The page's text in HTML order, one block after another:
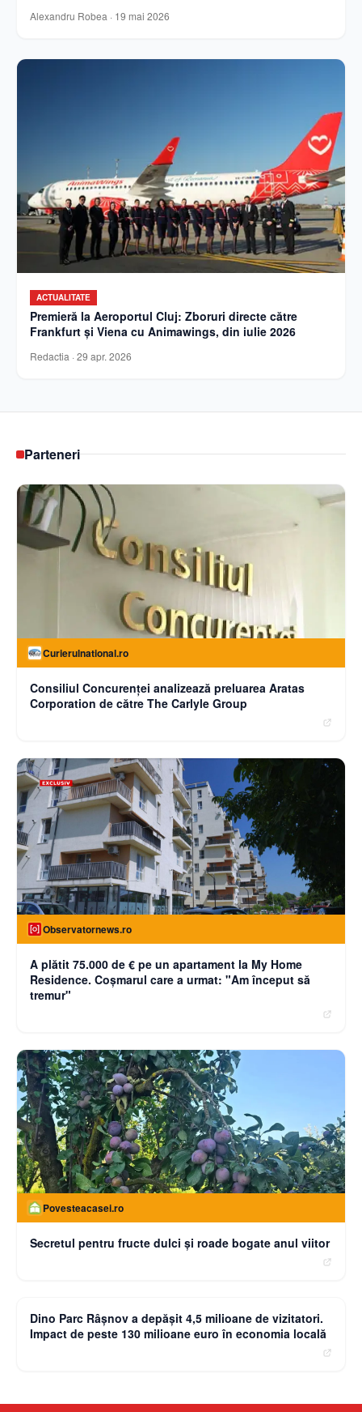
Alexandru Robea · 19 mai 2026
ACTUALITATE
Premieră la Aeroportul Cluj: Zboruri directe către
Frankfurt și Viena cu Animawings, din iulie 2026
Redactia · 29 apr. 2026
Parteneri
Curierulnational.ro
Consiliul Concurenței analizează preluarea Aratas
Corporation de către The Carlyle Group
Observatornews.ro
A plătit 75.000 de € pe un apartament la My Home
Residence. Coşmarul care a urmat: "Am început să
tremur"
Povesteacasei.ro
Secretul pentru fructe dulci și roade bogate anul viitor
Dino Parc Râșnov a depășit 4,5 milioane de vizitatori.
Impact de peste 130 milioane euro în economia locală